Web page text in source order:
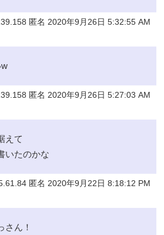
匿名 2020年9月26日 5:32:55 AM
匿名 2020年9月26日 5:27:03 AM
えて
いたのかな
匿名 2020年9月22日 8:18:12 PM
さん！